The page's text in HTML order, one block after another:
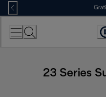
Skip
to
Content
23 Series